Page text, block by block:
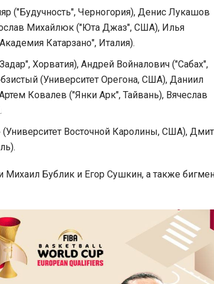
("Будучность", Черногория), Денис Лукашов
Михайлюк ("Юта Джаз", США), Илья
Катарзано", Италия).
Хорватия), Андрей Войналович ("Сабах",
(Университет Орегона, США), Даниил
Ковалев ("Янки Арк", Тайвань), Вячеслав
Восточной Каролины, США),
Михаил Бублик и Егор Сушкин, а также